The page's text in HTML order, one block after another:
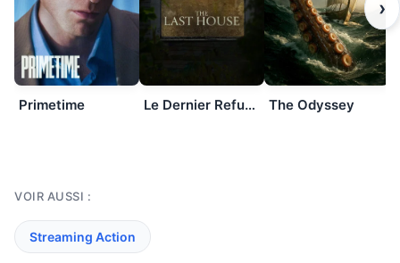
Primetime Le Dernier Refuge The Odyssey
›
VOIR AUSSI :
Streaming Action